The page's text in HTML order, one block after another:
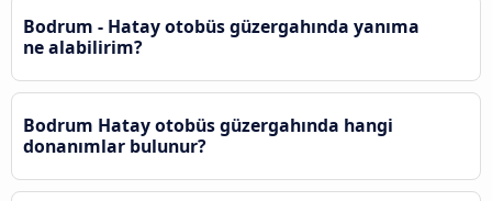
Bodrum - Hatay otobüs güzergahında yanıma
ne alabilirim?
Bodrum Hatay otobüs güzergahında hangi
donanımlar bulunur?